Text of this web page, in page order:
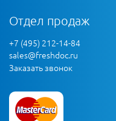
Отдел продаж
+7 (495) 212-14-84
sales@freshdoc.ru
Заказать звонок